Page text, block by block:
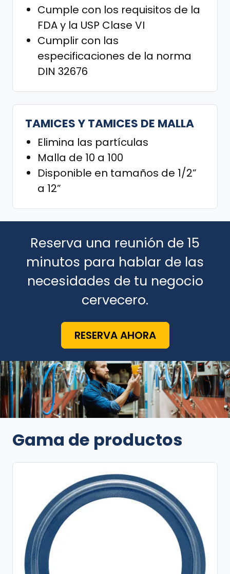
Cumple con los requisitos de la
FDA y la USP Clase VI
Cumplir con las
especificaciones de la norma
DIN 32676
TAMICES Y TAMICES DE MALLA
Elimina las partículas
Malla de 10 a 100
Disponible en tamaños de 1/2”
a 12”
Reserva una reunión de 15
minutos para hablar de las
necesidades de tu negocio
cervecero.
RESERVA AHORA
Gama de productos